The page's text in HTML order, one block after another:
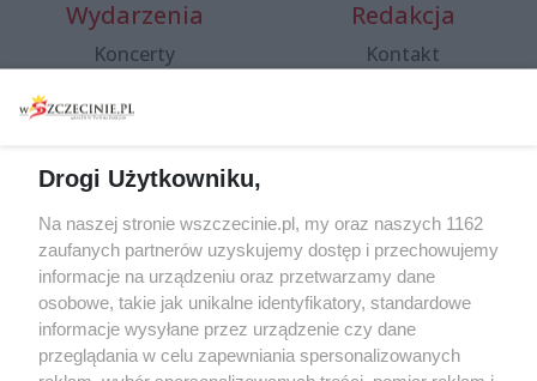
Wydarzenia
Koncerty
Spacery i oprowadzania
targi
Wernisaże
Więcej
Redakcja
Kontakt
Specjalny koncert z okazji
20. urodzin portalu
wSzczecinie.pl
Regulamin konkursów
śniadaniówka "Hej
Szczecin! Jest piątek!"
Drogi Użytkowniku,
Na naszej stronie wszczecinie.pl, my oraz naszych 1162
zaufanych partnerów uzyskujemy dostęp i przechowujemy
informacje na urządzeniu oraz przetwarzamy dane
osobowe, takie jak unikalne identyfikatory, standardowe
informacje wysyłane przez urządzenie czy dane
przeglądania w celu zapewniania spersonalizowanych